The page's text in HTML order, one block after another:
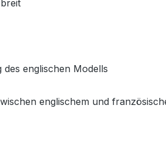
englischen Modells
englischem und